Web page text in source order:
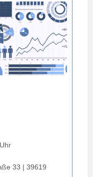
33 | 39619